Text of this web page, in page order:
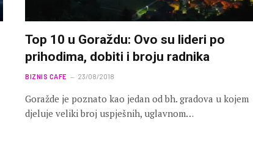
Top 10 u Goraždu: Ovo su lideri po
prihodima, dobiti i broju radnika
BIZNIS CAFE 23/08/2018
Goražde je poznato kao jedan od bh. gradova u kojem
djeluje veliki broj uspješnih, uglavnom…